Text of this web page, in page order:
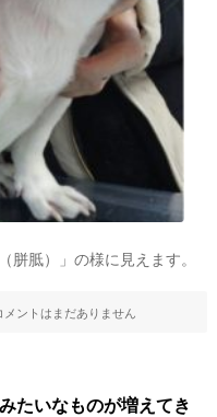
胼胝）」の様に見えます。
ントはまだありません
たいなものが増えてき